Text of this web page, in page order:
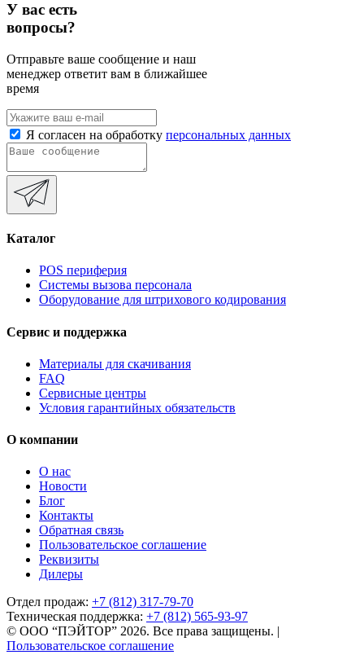
У вас есть
вопросы?
Отправьте ваше сообщение и наш
менеджер ответит вам в ближайшее
время
Я согласен на обработку персональных данных
Каталог
POS периферия
Системы вызова персонала
Оборудование для штрихового кодирования
Сервис и поддержка
Материалы для скачивания
FAQ
Сервисные центры
Условия гарантийных обязательств
О компании
О нас
Новости
Блог
Контакты
Обратная связь
Пользовательское соглашение
Реквизиты
Дилеры
Отдел продаж: +7 (812) 317-79-70
Техническая поддержка: +7 (812) 565-93-97
© ООО “ПЭЙТОР” 2026. Все права защищены. |
Пользовательское соглашение